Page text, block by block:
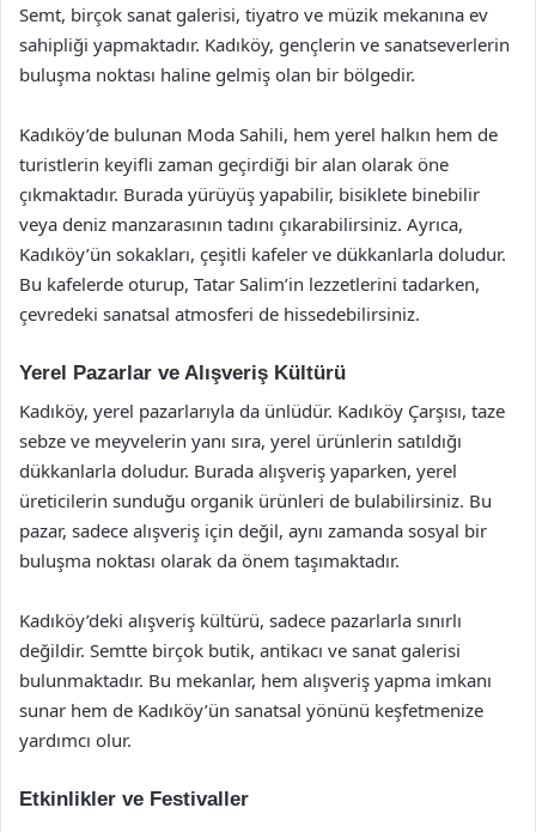
Semt, birçok sanat galerisi, tiyatro ve müzik mekanına ev
sahipliği yapmaktadır. Kadıköy, gençlerin ve sanatseverlerin
buluşma noktası haline gelmiş olan bir bölgedir.
Kadıköy’de bulunan Moda Sahili, hem yerel halkın hem de
turistlerin keyifli zaman geçirdiği bir alan olarak öne
çıkmaktadır. Burada yürüyüş yapabilir, bisiklete binebilir
veya deniz manzarasının tadını çıkarabilirsiniz. Ayrıca,
Kadıköy’ün sokakları, çeşitli kafeler ve dükkanlarla doludur.
Bu kafelerde oturup, Tatar Salim’in lezzetlerini tadarken,
çevredeki sanatsal atmosferi de hissedebilirsiniz.
Yerel Pazarlar ve Alışveriş Kültürü
Kadıköy, yerel pazarlarıyla da ünlüdür. Kadıköy Çarşısı, taze
sebze ve meyvelerin yanı sıra, yerel ürünlerin satıldığı
dükkanlarla doludur. Burada alışveriş yaparken, yerel
üreticilerin sunduğu organik ürünleri de bulabilirsiniz. Bu
pazar, sadece alışveriş için değil, aynı zamanda sosyal bir
buluşma noktası olarak da önem taşımaktadır.
Kadıköy’deki alışveriş kültürü, sadece pazarlarla sınırlı
değildir. Semtte birçok butik, antikacı ve sanat galerisi
bulunmaktadır. Bu mekanlar, hem alışveriş yapma imkanı
sunar hem de Kadıköy’ün sanatsal yönünü keşfetmenize
yardımcı olur.
Etkinlikler ve Festivaller